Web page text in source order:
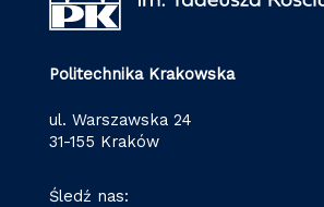
Politechnika Krakowska
ul. Warszawska 24
31-155 Kraków
Śledź nas: